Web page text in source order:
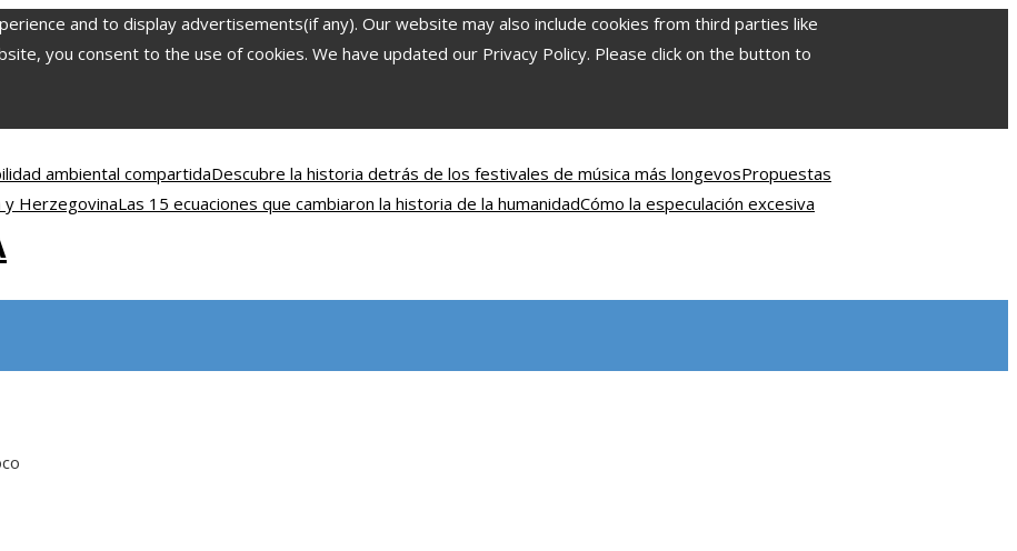
and to display advertisements(if any). Our website may also include cookies from third parties like
you consent to the use of cookies. We have updated our Privacy Policy. Please click on the button to
ambiental compartidaDescubre la historia detrás de los festivales de música más longevosPropuestas
y HerzegovinaLas 15 ecuaciones que cambiaron la historia de la humanidadCómo la especulación excesiva